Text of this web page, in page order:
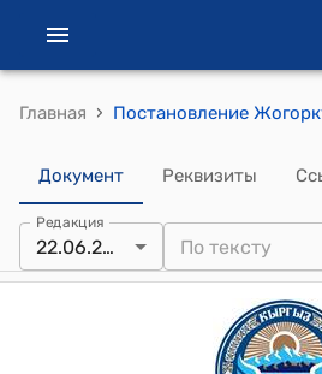
Главная ›
Документ Реквизиты
Редакция
22.06.2023